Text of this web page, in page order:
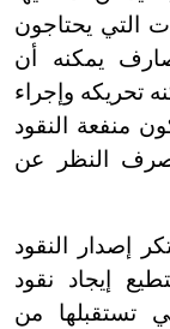
التي يحتاجون
يمكنه أن
تحريكه وإجراء
منفعة النقود
بصرف النظر عن
إصدار النقود
إيجاد نقود
تستقبلها من